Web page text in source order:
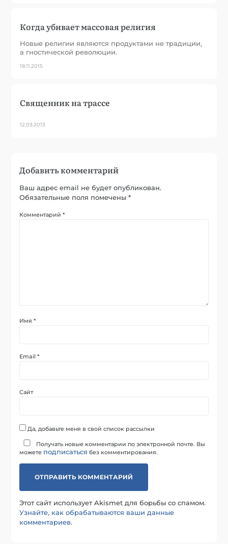
Когда убивает массовая религия
Новые религии являются продуктами не традиции,
а гностической революции.
18.11.2015
Священник на трассе
12.03.2013
Добавить комментарий
Ваш адрес email не будет опубликован.
Обязательные поля помечены*
Комментарий*
Имя*
Email*
Сайт
Да, добавьте меня в свой список рассылки
Получать новые комментарии по электронной почте. Вы
можете подписаться без комментирования.
Этот сайт использует Akismet для борьбы со спамом.
Узнайте, как обрабатываются ваши данные
комментариев.